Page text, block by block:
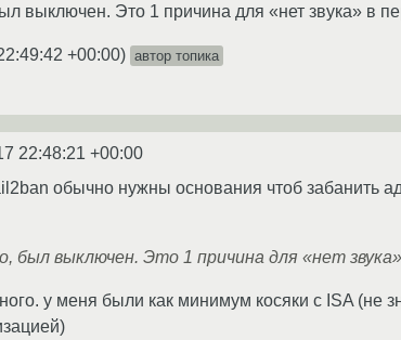
выключен. Это 1 причина для «нет звука» в
+00:00) автор топика
22:48:21 +00:00
обычно нужны основания чтоб забанить
был выключен. Это 1 причина для «нет звука»
у меня были как минимум косяки с ISA (не